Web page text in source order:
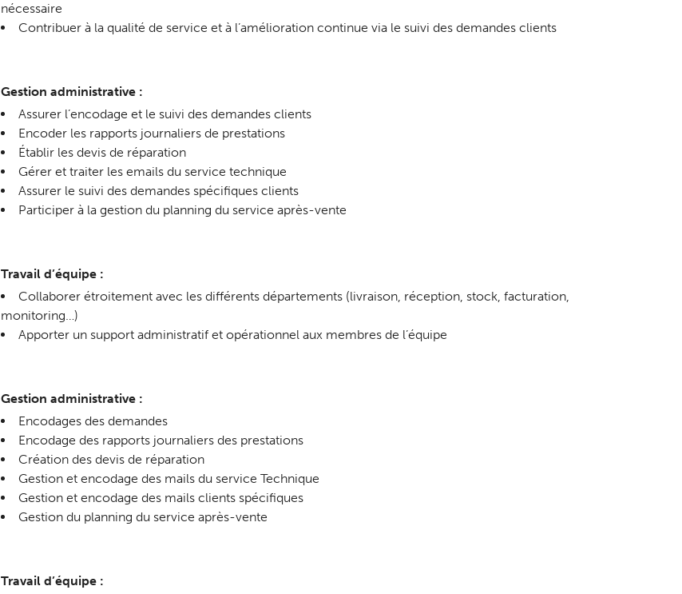
nécessaire
Contribuer à la qualité de service et à l’amélioration continue via le suivi des demandes clients
Gestion administrative :
Assurer l’encodage et le suivi des demandes clients
Encoder les rapports journaliers de prestations
Établir les devis de réparation
Gérer et traiter les emails du service technique
Assurer le suivi des demandes spécifiques clients
Participer à la gestion du planning du service après-vente
Travail d’équipe :
Collaborer étroitement avec les différents départements (livraison, réception, stock, facturation,
monitoring…)
Apporter un support administratif et opérationnel aux membres de l’équipe
Gestion administrative :
Encodages des demandes
Encodage des rapports journaliers des prestations
Création des devis de réparation
Gestion et encodage des mails du service Technique
Gestion et encodage des mails clients spécifiques
Gestion du planning du service après-vente
Travail d’équipe :